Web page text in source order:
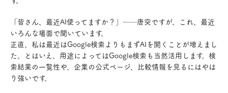
「皆さん、最近AI使ってますか？」──唐突ですが、これ、最近
いろんな場面で聞いています。
正直、私は最近はGoogle検索よりもまずAIを開くことが増えまし
た。とはいえ、用途によってはGoogle検索も当然活用します。検
索結果の一覧性や、企業の公式ページ、比較情報を見るにはやは
り強いです。